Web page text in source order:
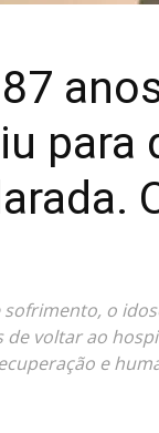
para
o
voltar ao
e